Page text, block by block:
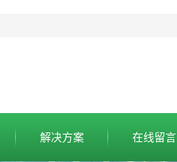
解决方案 在线留言